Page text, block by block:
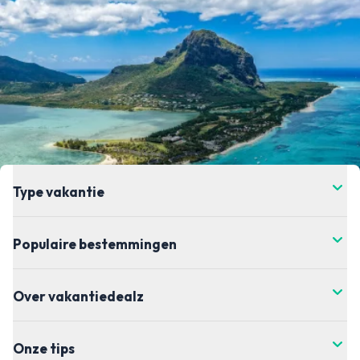
Type vakantie
Populaire bestemmingen
Over vakantiedealz
Onze tips